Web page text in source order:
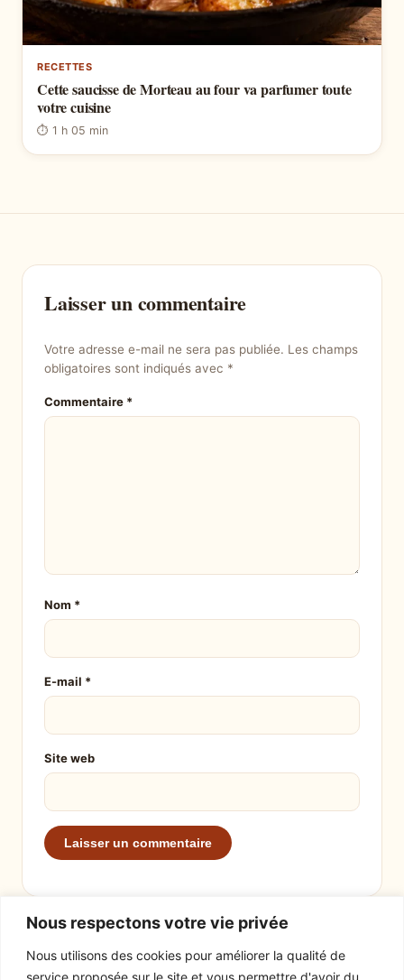
Nous respectons votre vie privée
Nous utilisons des cookies pour améliorer la qualité de
service proposée sur le site et vous permettre d'avoir du
RECETTES
Cette saucisse de Morteau au four va parfumer toute
votre cuisine
⏱ 1 h 05 min
Laisser un commentaire
Votre adresse e-mail ne sera pas publiée. Les champs
obligatoires sont indiqués avec *
Commentaire *
Nom *
E-mail *
Site web